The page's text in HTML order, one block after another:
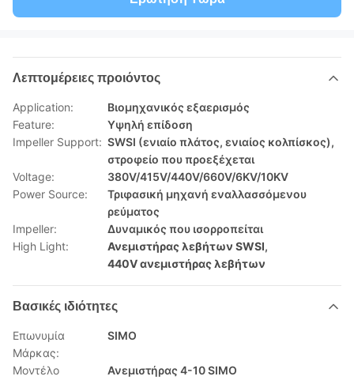
Λεπτομέρειες προιόντος
Application:
Βιομηχανικός εξαερισμός
Feature:
Υψηλή επίδοση
Impeller Support: SWSI (ενιαίο πλάτος, ενιαίος κολπίσκος),
στροφείο που προεξέχεται
Voltage:
380V/415V/440V/660V/6KV/10KV
Power Source:
Τριφασική μηχανή εναλλασσόμενου
ρεύματος
Impeller:
Δυναμικός που ισορροπείται
High Light:
Ανεμιστήρας λεβήτων SWSI,
440V ανεμιστήρας λεβήτων
Βασικές ιδιότητες
Επωνυμία
Μάρκας:
SIMO
Μοντέλο
Ανεμιστήρας 4-10 SIMO